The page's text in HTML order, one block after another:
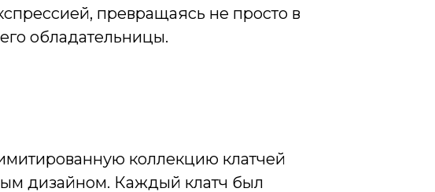
превращаясь не просто в
обладательницы.
коллекцию клатчей
дизайном. Каждый клатч был